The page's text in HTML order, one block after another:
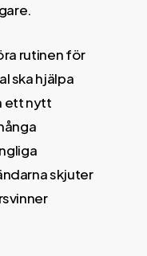
rutinen för
ska hjälpa
ett nytt
skjuter